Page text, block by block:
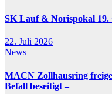
SK Lauf & Norispokal 19.
22. Juli 2026
News
MACN Zollhausring
Befall beseitigt –